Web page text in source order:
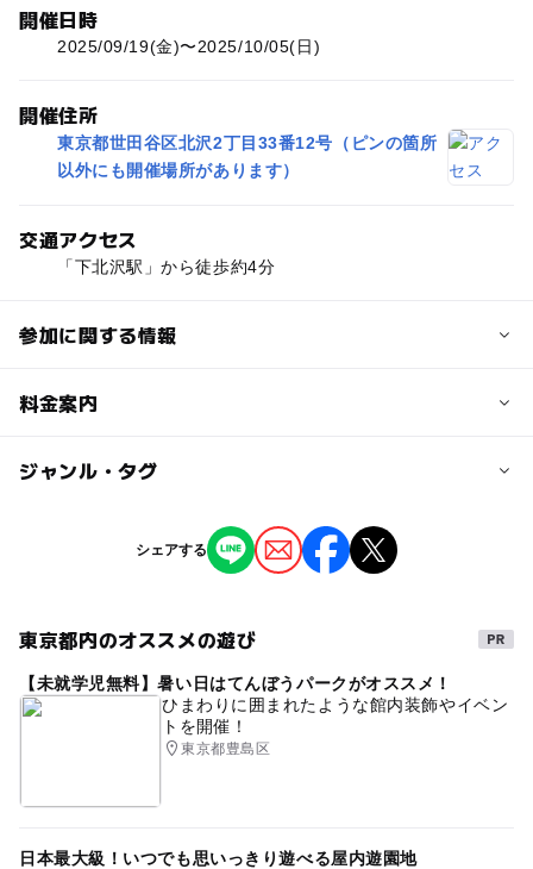
開催日時
2025/09/19(金)〜2025/10/05(日)
開催住所
東京都世田谷区北沢2丁目33番12号（ピンの箇所
以外にも開催場所があります）
交通アクセス
「下北沢駅」から徒歩約4分
参加に関する情報
対象年齢
詳細はホームページにてご確認下さい。
料金案内
子供の料金詳細
大人の料金詳細
ジャンル・タグ
街なかイベント
タグ
下北沢 アート
シェアする
東京都内のオススメの遊び
【未就学児無料】暑い日はてんぼうパークがオススメ！
ひまわりに囲まれたような館内装飾やイベン
トを開催！
東京都豊島区
日本最大級！いつでも思いっきり遊べる屋内遊園地